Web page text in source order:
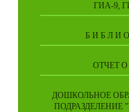
ГИА-9,
Б И Б Л И
ОТЧЕТ
ДОШКОЛЬНОЕ
ПОДРАЗДЕЛЕНИЕ